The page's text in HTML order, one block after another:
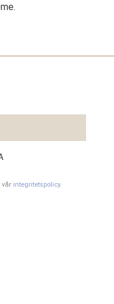
vår integritetspolicy.